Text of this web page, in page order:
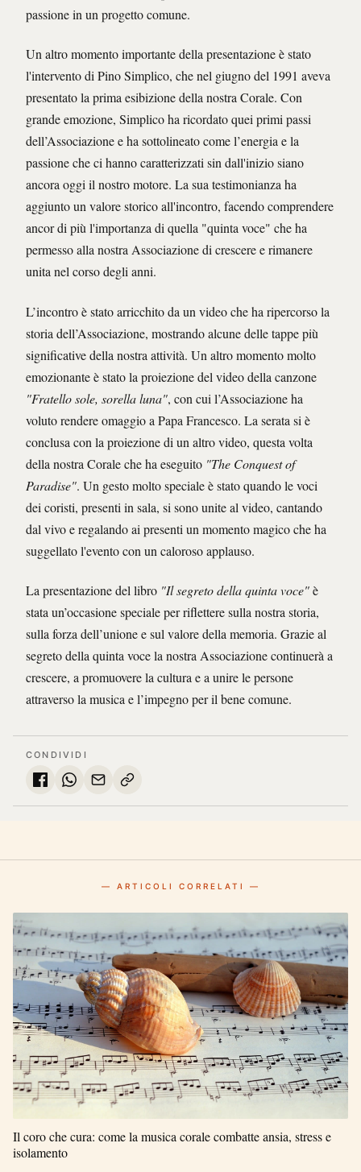
passione in un progetto comune.
Un altro momento importante della presentazione è stato
l'intervento di Pino Simplico, che nel giugno del 1991 aveva
presentato la prima esibizione della nostra Corale. Con
grande emozione, Simplico ha ricordato quei primi passi
dell’Associazione e ha sottolineato come l’energia e la
passione che ci hanno caratterizzati sin dall'inizio siano
ancora oggi il nostro motore. La sua testimonianza ha
aggiunto un valore storico all'incontro, facendo comprendere
ancor di più l'importanza di quella "quinta voce" che ha
permesso alla nostra Associazione di crescere e rimanere
unita nel corso degli anni.
L’incontro è stato arricchito da un video che ha ripercorso la
storia dell’Associazione, mostrando alcune delle tappe più
significative della nostra attività. Un altro momento molto
emozionante è stato la proiezione del video della canzone
"Fratello sole, sorella luna", con cui l’Associazione ha
voluto rendere omaggio a Papa Francesco. La serata si è
conclusa con la proiezione di un altro video, questa volta
della nostra Corale che ha eseguito "The Conquest of
Paradise". Un gesto molto speciale è stato quando le voci
dei coristi, presenti in sala, si sono unite al video, cantando
dal vivo e regalando ai presenti un momento magico che ha
suggellato l'evento con un caloroso applauso.
La presentazione del libro "Il segreto della quinta voce"è
stata un’occasione speciale per riflettere sulla nostra storia,
sulla forza dell’unione e sul valore della memoria. Grazie al
segreto della quinta voce la nostra Associazione continuerà a
crescere, a promuovere la cultura e a unire le persone
attraverso la musica e l’impegno per il bene comune.
CONDIVIDI
— ARTICOLI CORRELATI —
Il coro che cura: come la musica corale combatte ansia, stress e
isolamento